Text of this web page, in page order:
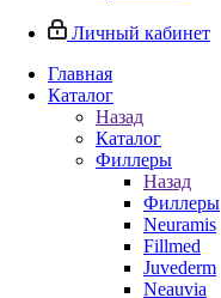
Личный кабинет
Главная
Каталог
Назад
Каталог
Филлеры
Назад
Филлеры
Neuramis
Fillmed
Juvederm
Neauvia